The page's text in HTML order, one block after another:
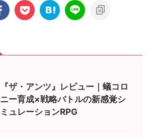
『ザ・アンツ』レビュー｜蟻コロ
ニー育成×戦略バトルの新感覚シ
ミュレーションRPG